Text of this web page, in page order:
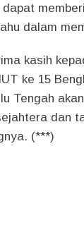
dalam
kasih
ke 15
Tengah
dan
(***)